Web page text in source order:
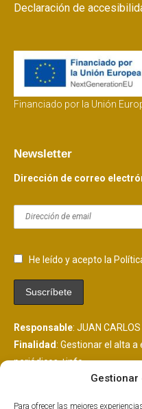
Para ofrecer las mejores
Declaración de
Financiado por la Unión
Newsletter
Dirección de correo
He leído y acepto la
Responsable: JUAN
Finalidad: Gestionar el alta
periódicos+info
: